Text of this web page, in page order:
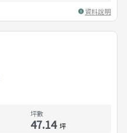
資料說明
坪數
47.14 坪